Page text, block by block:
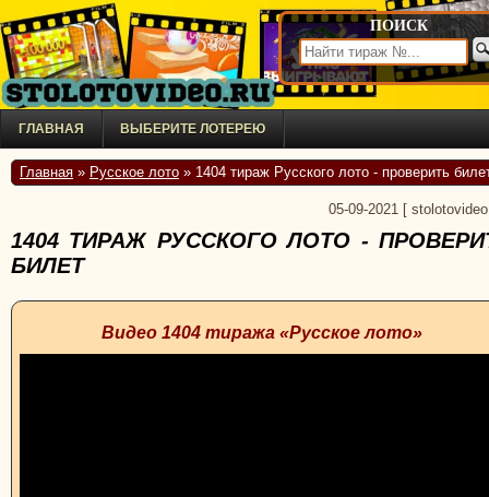
ПОИСК
ГЛАВНАЯ ВЫБЕРИТЕ ЛОТЕРЕЮ
Главная » Русское лото » 1404 тираж Русского лото - проверить
05-09-2021
1404 ТИРАЖ РУССКОГО ЛОТО -
БИЛЕТ
Видео 1404 тиража «Русское лото»